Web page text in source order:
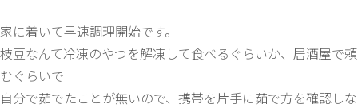
家に着いて早速調理開始です。
枝豆なんて冷凍のやつを解凍して食べるぐらいか、居酒屋で頼
むぐらいで
自分で茹でたことが無いので、携帯を片手に茹で方を確認しな